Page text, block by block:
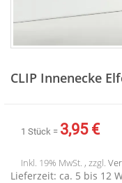
der
CLIP Innenecke
1 Stück = 3,95 €
Inkl. 19% MwSt. , zzgl.
Lieferzeit: ca. 5 bis 12